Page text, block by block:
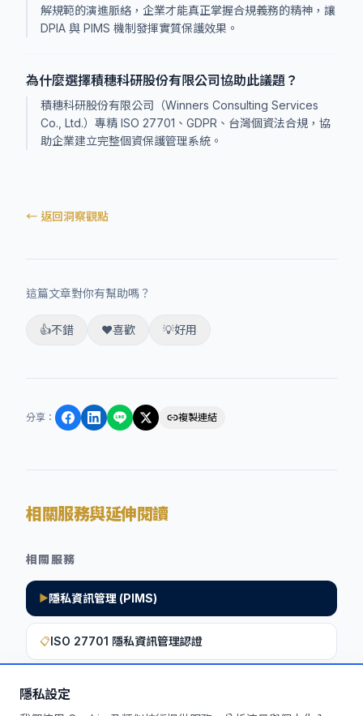
隱私設定
解規範的演進脈絡，企業才能真正掌握合規義務的精神，讓
DPIA 與 PIMS 機制發揮實質保護效果。
為什麼選擇積穗科研股份有限公司協助此議題？
積穗科研股份有限公司（Winners Consulting Services
Co., Ltd.）專精 ISO 27701、GDPR、台灣個資法合規，協
助企業建立完整個資保護管理系統。
← 返回洞察觀點
這篇文章對你有幫助嗎？
👍不錯 ❤️喜歡 💡好用
分享 ： 複製連結
相關服務與延伸閱讀
相關服務
▶隱私資訊管理 (PIMS)
📋ISO 27701 隱私資訊管理認證